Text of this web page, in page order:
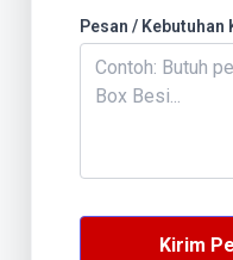
Pesan / Kebutuhan
Kirim